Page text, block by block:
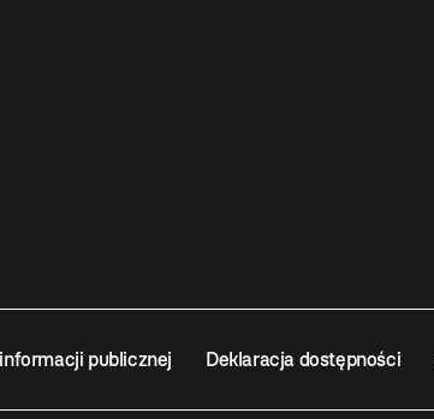
publicznej Deklaracja dostępności